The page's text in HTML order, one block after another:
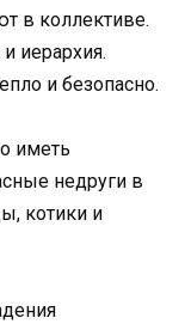
в коллективе.
иерархия.
и безопасно.
иметь
недруги в
котики и